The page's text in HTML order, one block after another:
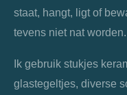
staat, hangt, ligt of
tevens niet nat
Ik gebruik stukjes
glastegeltjes, diverse